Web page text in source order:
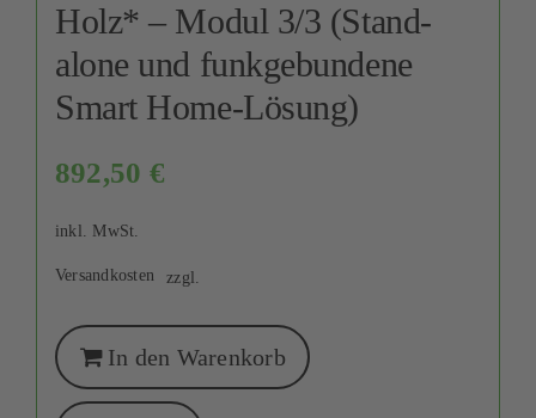
Holz* – Modul 3/3 (Stand-
alone und funkgebundene
Smart Home-Lösung)
892,50 €
inkl. MwSt.
zzgl.
Versandkosten
In den Warenkorb